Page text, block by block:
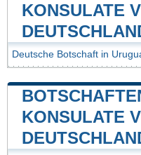
KONSULATE
Deutsche Botschaft in
KONSULATE